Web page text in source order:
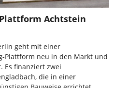
Achtstein
geht mit einer
Plattform neu in den Markt und
Es finanziert zwei
die in einer